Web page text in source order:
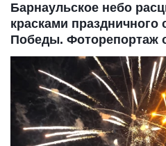
Барнаульское небо
красками праздничного
Победы. Фоторепортаж